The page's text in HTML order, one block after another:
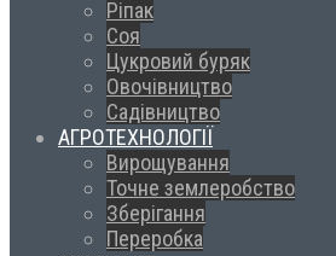
Ріпак
Соя
Цукровий буряк
Овочівництво
Садівництво
АГРОТЕХНОЛОГІЇ
Вирощування
Точне землеробство
Зберігання
Переробка